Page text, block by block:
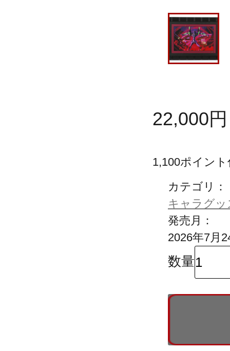
22,000円
1,100ポイント
カテゴリ：
キャラグッ
発売月：
2026年7月
数量